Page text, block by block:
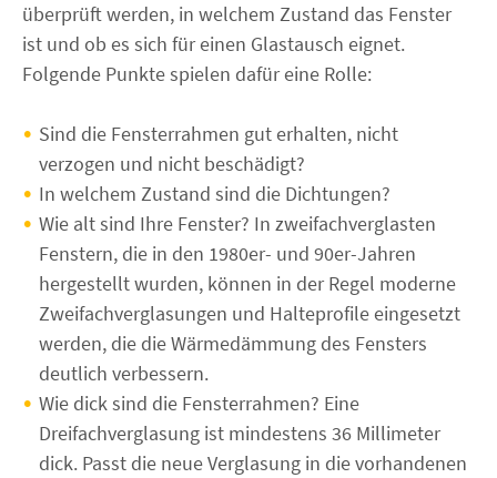
überprüft werden, in welchem Zustand das Fenster
ist und ob es sich für einen Glastausch eignet.
Folgende Punkte spielen dafür eine Rolle:
Sind die Fensterrahmen gut erhalten, nicht
verzogen und nicht beschädigt?
In welchem Zustand sind die Dichtungen?
Wie alt sind Ihre Fenster? In zweifachverglasten
Fenstern, die in den 1980er- und 90er-Jahren
hergestellt wurden, können in der Regel moderne
Zweifachverglasungen und Halteprofile eingesetzt
werden, die die Wärmedämmung des Fensters
deutlich verbessern.
Wie dick sind die Fensterrahmen? Eine
Dreifachverglasung ist mindestens 36 Millimeter
dick. Passt die neue Verglasung in die vorhandenen